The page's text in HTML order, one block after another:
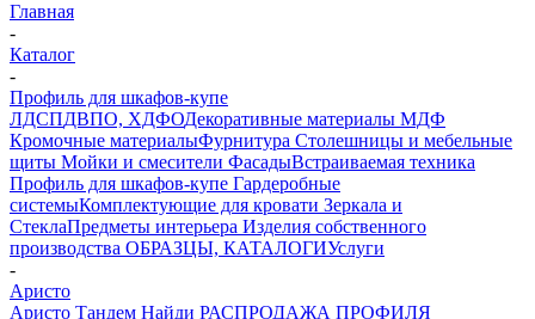
Главная
-
Каталог
-
Профиль для шкафов-купе
ЛДСПДВПО, ХДФОДекоративные материалы МДФ
Кромочные материалыФурнитура Столешницы и мебельные
щиты Мойки и смесители ФасадыВстраиваемая техника
Профиль для шкафов-купе Гардеробные
системыКомплектующие для кровати Зеркала и
СтеклаПредметы интерьера Изделия собственного
производства ОБРАЗЦЫ, КАТАЛОГИУслуги
-
Аристо
Аристо Тандем Найди РАСПРОДАЖА ПРОФИЛЯ